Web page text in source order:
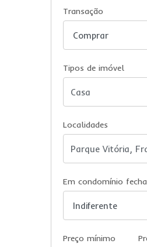
Transação
Tipos de imóvel
Localidades
Em condomínio
Preço mínimo